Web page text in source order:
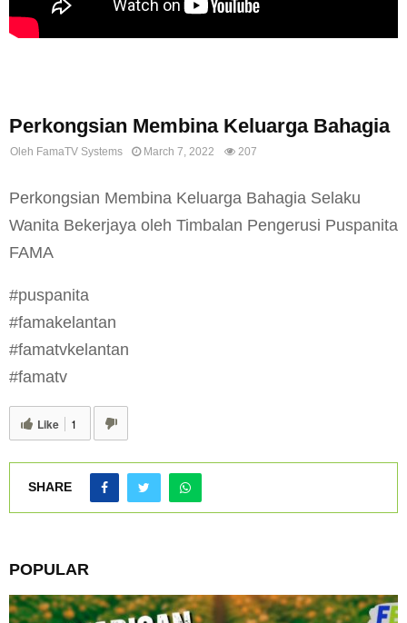
Perkongsian Membina Keluarga Bahagia
Oleh FamaTV Systems March 7, 2022 207
Perkongsian Membina Keluarga Bahagia Selaku
Wanita Bekerjaya oleh Timbalan Pengerusi Puspanita
FAMA
#puspanita
#famakelantan
#famatvkelantan
#famatv
Like 1
SHARE
POPULAR